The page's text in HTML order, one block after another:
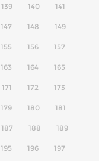
139 140 141
147 148 149
155 156 157
163 164 165
171 172 173
179 180 181
187 188 189
195 196 197